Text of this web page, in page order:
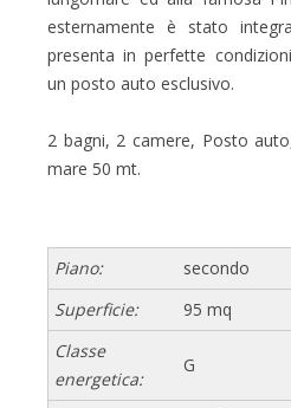
esternamente è stato
presenta in perfette
un posto auto esclusivo.
2 bagni, 2 camere, Posto
mare 50 mt.
Piano:
secondo
Superficie:
95 mq
Classe
energetica:
G